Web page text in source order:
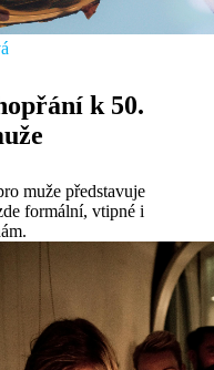
k 50.
muže představuje
formální, vtipné i